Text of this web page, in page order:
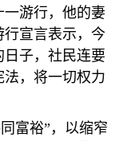
游行，他的妻
行宣言表示，今
日子，社民连要
，将一切权力
富裕”，以缩窄